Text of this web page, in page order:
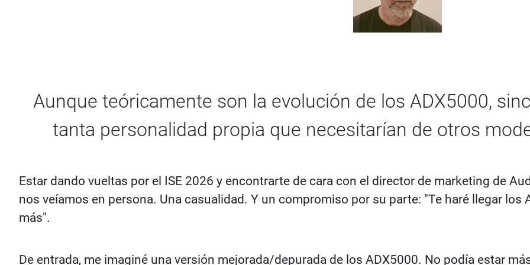
Aunque teóricamente son la evolución de los ADX5000,
tanta personalidad propia que necesitarían de otros
Estar dando vueltas por el ISE 2026 y encontrarte de cara con el director de marketing de
nos veíamos en persona. Una casualidad. Y un compromiso por su parte: "Te haré llegar los
más".
De entrada, me imaginé una versión mejorada/depurada de los ADX5000. No podía estar